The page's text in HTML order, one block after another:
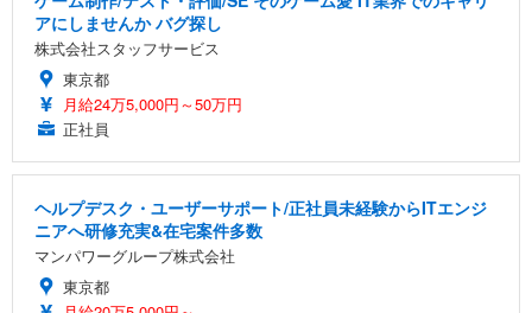
アにしませんか バグ探し
株式会社スタッフサービス
東京都
月給24万5,000円～50万円
正社員
ヘルプデスク・ユーザーサポート/正社員未経験からITエンジ
ニアへ研修充実&在宅案件多数
マンパワーグループ株式会社
東京都